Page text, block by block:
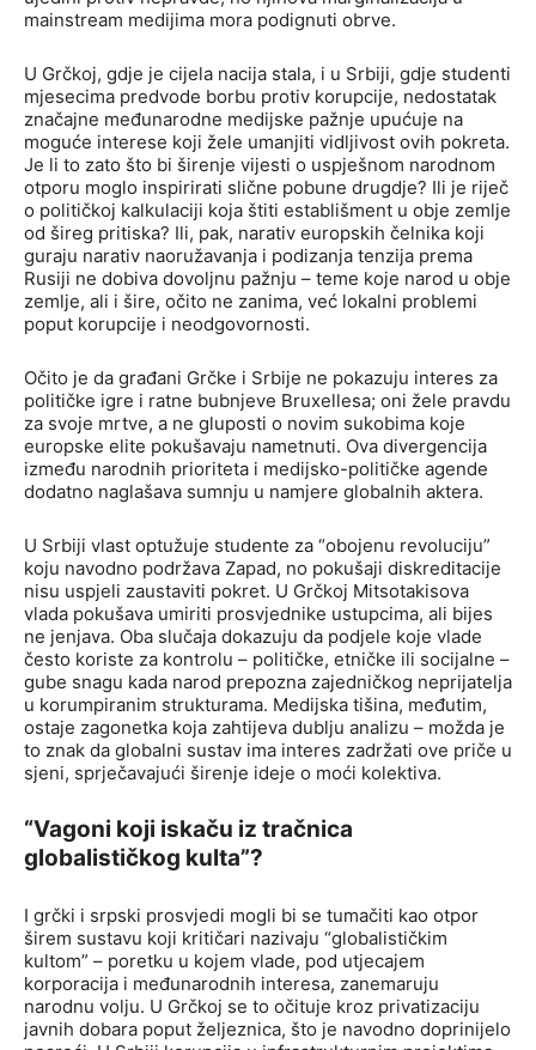
mainstream medijima mora podignuti obrve.
U Grčkoj, gdje je cijela nacija stala, i u Srbiji, gdje studenti
mjesecima predvode borbu protiv korupcije, nedostatak
značajne međunarodne medijske pažnje upućuje na
moguće interese koji žele umanjiti vidljivost ovih pokreta.
Je li to zato što bi širenje vijesti o uspješnom narodnom
otporu moglo inspirirati slične pobune drugdje? Ili je riječ
o političkoj kalkulaciji koja štiti establišment u obje zemlje
od šireg pritiska? Ili, pak, narativ europskih čelnika koji
guraju narativ naoružavanja i podizanja tenzija prema
Rusiji ne dobiva dovoljnu pažnju – teme koje narod u obje
zemlje, ali i šire, očito ne zanima, već lokalni problemi
poput korupcije i neodgovornosti.
Očito je da građani Grčke i Srbije ne pokazuju interes za
političke igre i ratne bubnjeve Bruxellesa; oni žele pravdu
za svoje mrtve, a ne gluposti o novim sukobima koje
europske elite pokušavaju nametnuti. Ova divergencija
između narodnih prioriteta i medijsko-političke agende
dodatno naglašava sumnju u namjere globalnih aktera.
U Srbiji vlast optužuje studente za “obojenu revoluciju”
koju navodno podržava Zapad, no pokušaji diskreditacije
nisu uspjeli zaustaviti pokret. U Grčkoj Mitsotakisova
vlada pokušava umiriti prosvjednike ustupcima, ali bijes
ne jenjava. Oba slučaja dokazuju da podjele koje vlade
često koriste za kontrolu – političke, etničke ili socijalne –
gube snagu kada narod prepozna zajedničkog neprijatelja
u korumpiranim strukturama. Medijska tišina, međutim,
ostaje zagonetka koja zahtijeva dublju analizu – možda je
to znak da globalni sustav ima interes zadržati ove priče u
sjeni, sprječavajući širenje ideje o moći kolektiva.
“Vagoni koji iskaču iz tračnica
globalističkog kulta”?
I grčki i srpski prosvjedi mogli bi se tumačiti kao otpor
širem sustavu koji kritičari nazivaju “globalističkim
kultom” – poretku u kojem vlade, pod utjecajem
korporacija i međunarodnih interesa, zanemaruju
narodnu volju. U Grčkoj se to očituje kroz privatizaciju
javnih dobara poput željeznica, što je navodno doprinijelo